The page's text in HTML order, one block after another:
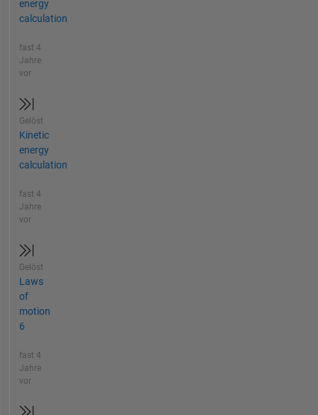
energy
calculation
fast 4
Jahre
vor
Gelöst
Kinetic
energy
calculation
fast 4
Jahre
vor
Gelöst
Laws
of
motion
6
fast 4
Jahre
vor